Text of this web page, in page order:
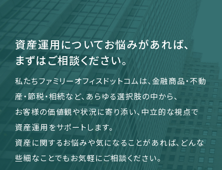
資産運用についてお悩みがあれば、
まずはご相談ください。
私たちファミリーオフィスドットコムは、金融商品・不動
産・節税・相続など、あらゆる選択肢の中から、
お客様の価値観や状況に寄り添い、中立的な視点で
資産運用をサポートします。
資産に関するお悩みや気になることがあれば、どんな
些細なことでもお気軽にご相談ください。